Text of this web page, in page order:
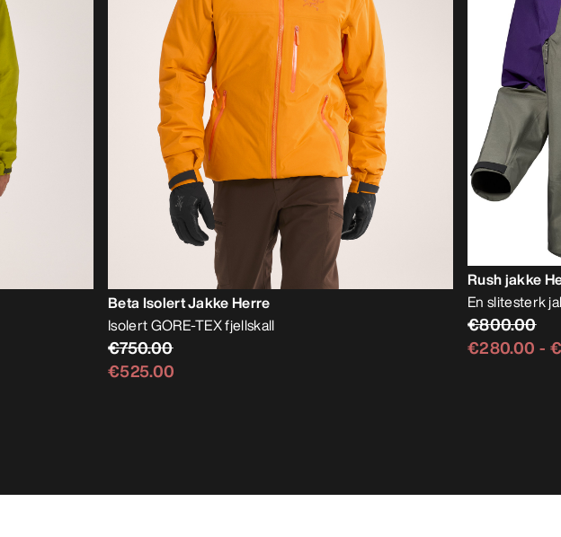
Beta Isolert Jakke Herre
Isolert GORE-TEX fjellskall
€750.00
€525.00
Rush jakke
En slitesterk
€800.00
€280.00 -